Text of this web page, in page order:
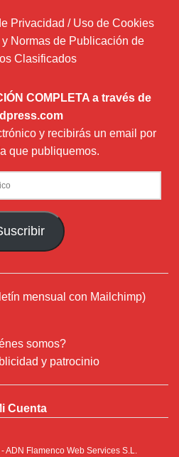
Privacidad / Uso de Cookies
Normas de Publicación de
Clasificados
COMPLETA a través de
y recibirás un email por
que publiquemos.
mensual con Mailchimp)
somos?
y patrocinio
Cuenta
ADN Flamenco Web Services S.L.